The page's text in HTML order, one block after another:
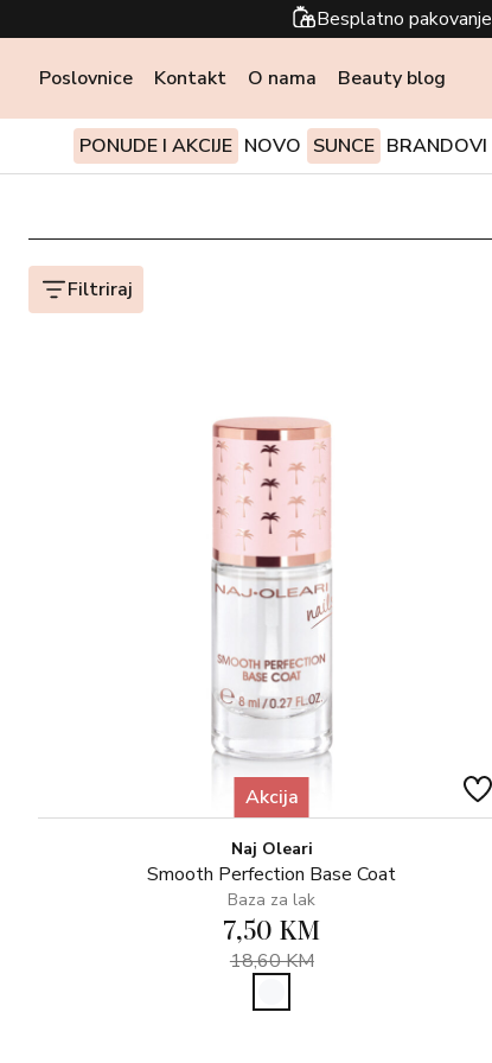
Besplatno pakovanje
Poslovnice Kontakt O nama Beauty blog
PONUDE I AKCIJE NOVO SUNCE BRANDOVI
Filtriraj
Akcija
Naj Oleari
Smooth Perfection Base Coat
Baza za lak
7,50 KM
18,60 KM